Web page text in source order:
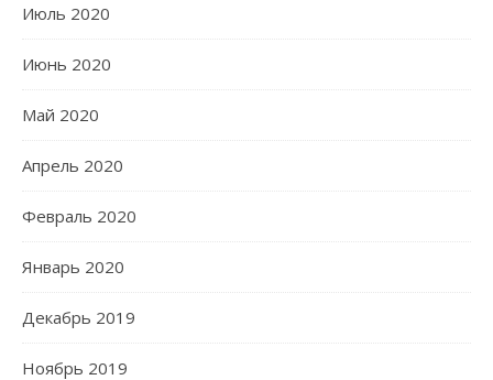
Июль 2020
Июнь 2020
Май 2020
Апрель 2020
Февраль 2020
Январь 2020
Декабрь 2019
Ноябрь 2019